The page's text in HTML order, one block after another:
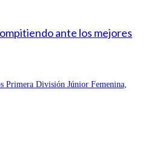
ante los mejores
Primera División Júnior Femenina,